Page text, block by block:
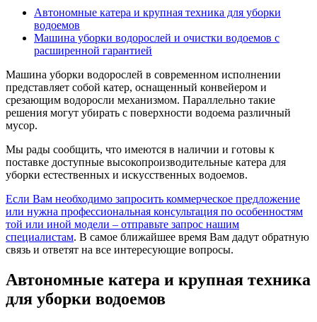
Автономные катера и крупная техника для уборки
водоемов
Машина уборки водорослей и очистки водоемов с
расширенной гарантией
Машина уборки водорослей в современном исполнении
представляет собой катер, оснащенный конвейером и
срезающим водоросли механизмом. Параллельно такие
решения могут убирать с поверхности водоема различный
мусор.
Мы рады сообщить, что имеются в наличии и готовы к
поставке доступные высокопроизводительные катера для
уборки естественных и искусственных водоемов.
Если Вам необходимо запросить коммерческое предложение
или нужна профессиональная консультация по особенностям
той или иной модели – отправьте запрос нашим
специалистам. В самое ближайшее время Вам дадут обратную
связь и ответят на все интересующие вопросы.
Автономные катера и крупная техника
для уборки водоемов